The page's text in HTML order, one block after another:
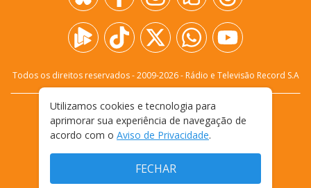
Todos os direitos reservados - 2009-2026- Rádio e Televisão Record S.A
FALE CONOSCO
PRIVACIDADE
TERMOS E CONDIÇÕES DE USO
Utilizamos cookies e tecnologia para
aprimorar sua experiência de navegação de
acordo com o Aviso de Privacidade.
FECHAR